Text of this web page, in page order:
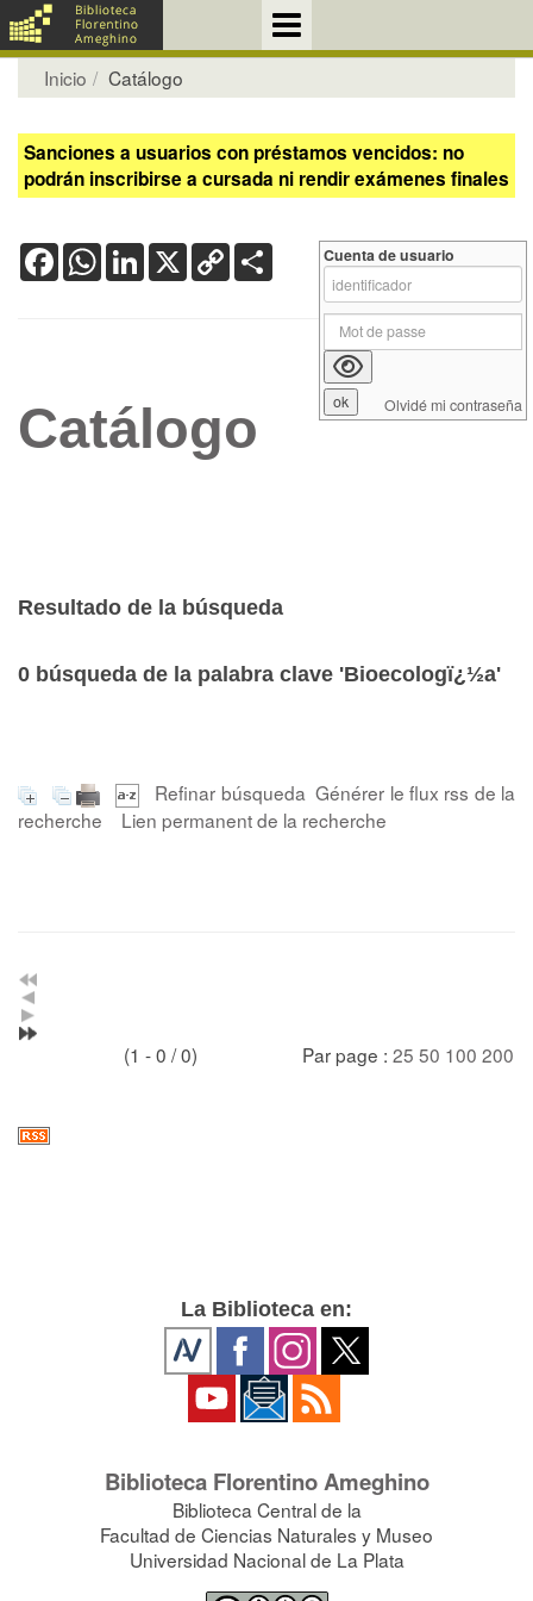
Inicio Catálogo
Sanciones a usuarios con préstamos vencidos: no
podrán inscribirse a cursada ni rendir exámenes finales
FacebookWhatsApp
LinkedIn
X Copy
Link
Catálogo
Resultado de la búsqueda
0 búsqueda de la palabra clave 'Bioecologï¿½a'
Refinar búsqueda Générer le flux rss de la
recherche
Lien permanent de la recherche
(1 - 0 / 0) Par page : 25 50 100 200
Cuenta de usuario
Olvidé mi contraseña
La Biblioteca en:
Biblioteca Florentino Ameghino
Biblioteca Central de la
Facultad de Ciencias Naturales y Museo
Universidad Nacional de La Plata